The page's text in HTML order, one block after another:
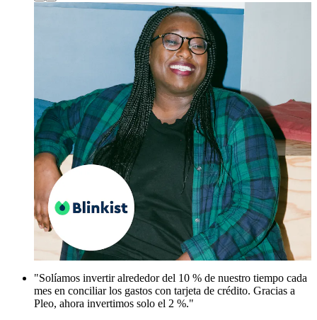
"Solíamos invertir alrededor del 10 % de nuestro tiempo cada
mes en conciliar los gastos con tarjeta de crédito. Gracias a
Pleo, ahora invertimos solo el 2 %."